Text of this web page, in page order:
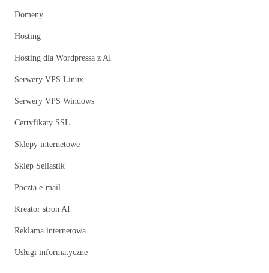
Domeny
Hosting
Hosting dla Wordpressa z AI
Serwery VPS Linux
Serwery VPS Windows
Certyfikaty SSL
Sklepy internetowe
Sklep Sellastik
Poczta e-mail
Kreator stron AI
Reklama internetowa
Usługi informatyczne